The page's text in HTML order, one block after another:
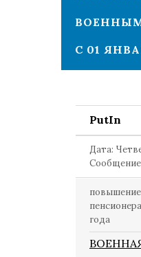
С 01
PutIn
Дата:
года